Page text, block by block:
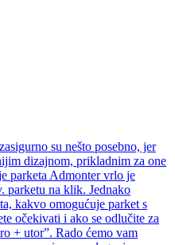
su nešto posebno, jer
dizajnom, prikladnim za one
parketa Admonter vrlo je
parketu na klik. Jednako
kakvo omogućuje parket s
očekivati i ako se odlučite za
+ utor”. Rado ćemo vam